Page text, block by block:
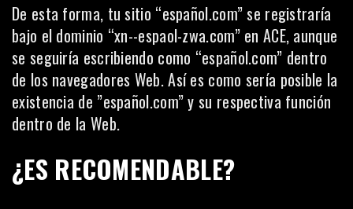
De esta forma, tu sitio “español.com” se registraría
bajo el dominio “xn--espaol-zwa.com” en ACE, aunque
se seguiría escribiendo como “español.com” dentro
de los navegadores Web. Así es como sería posible la
existencia de ”español.com” y su respectiva función
dentro de la Web.
¿ES RECOMENDABLE?